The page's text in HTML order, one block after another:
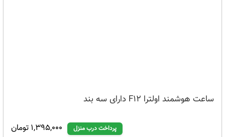
ساعت هوشمند اولترا F12 دارای سه بند
1,395,000 تومان پرداخت درب منزل